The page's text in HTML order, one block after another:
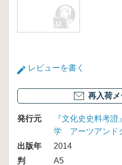
レビューを書く
再入荷
発行元
『文化史史料考
学 アーツアンド
出版年
2014
判
A5